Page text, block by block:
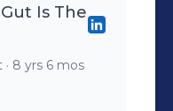
?
Gut Is The
· 8 yrs 6 mos